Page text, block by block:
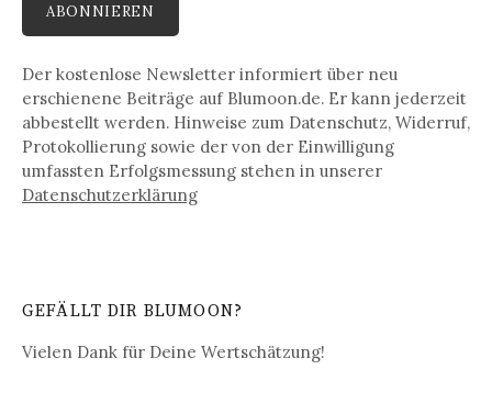
Der kostenlose Newsletter informiert über neu
erschienene Beiträge auf Blumoon.de. Er kann jederzeit
abbestellt werden. Hinweise zum Datenschutz, Widerruf,
Protokollierung sowie der von der Einwilligung
umfassten Erfolgsmessung stehen in unserer
Datenschutz­erklärung
GEFÄLLT DIR BLUMOON?
Vielen Dank für Deine Wertschätzung!